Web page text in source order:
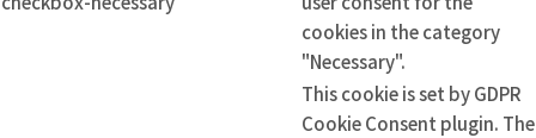
cookies in the category
"Necessary".
This cookie is set by GDPR
Cookie Consent plugin. The